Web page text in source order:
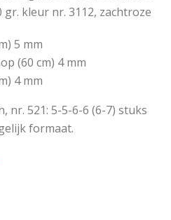
gr. kleur nr. 3112, zachtroze
5 mm
(60 cm) 4 mm
4 mm
nr. 521: 5-5-6-6 (6-7) stuks
formaat.